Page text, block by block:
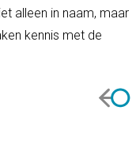
alleen in naam, maar
kennis met de